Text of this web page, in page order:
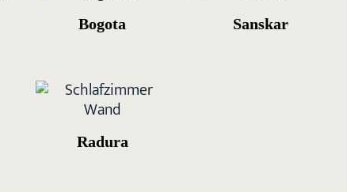
Bogota Sanskar
Radura